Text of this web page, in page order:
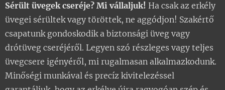
felújítani. Ebben az esetben
gépi csiszolással távolítsuk
el a rozsdás részeket, majd
alapozzuk és fessük le a
felületet.
Kisebb sérülések (pl.
Sérült üvegek cseréje? Mi vállaljuk! Ha csak az erkély
üvegei sérültek vagy töröttek, ne aggódjon! Szakértő
csapatunk gondoskodik a biztonsági üveg vagy
drótüveg cseréjéről. Legyen szó részleges vagy teljes
üvegcsere igényéről, mi rugalmasan alkalmazkodunk.
Minőségi munkával és precíz kivitelezéssel